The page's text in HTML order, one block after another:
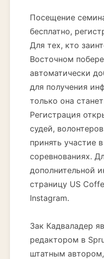
Посещение
бесплатно,
Для тех, кто
Восточном
автоматически
для получения
только она
Регистрация
судей,
принять участие
соревнованиях.
дополнительной
страницу US
Instagram.
Зак Кадваладер
редактором в
штатным